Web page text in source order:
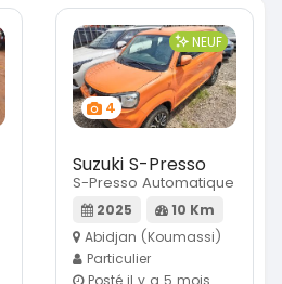
4
NEUF
Suzuki S-Presso
S-Presso Automatique
2025
10 Km
Abidjan (Koumassi)
Particulier
Posté il y a 5 mois